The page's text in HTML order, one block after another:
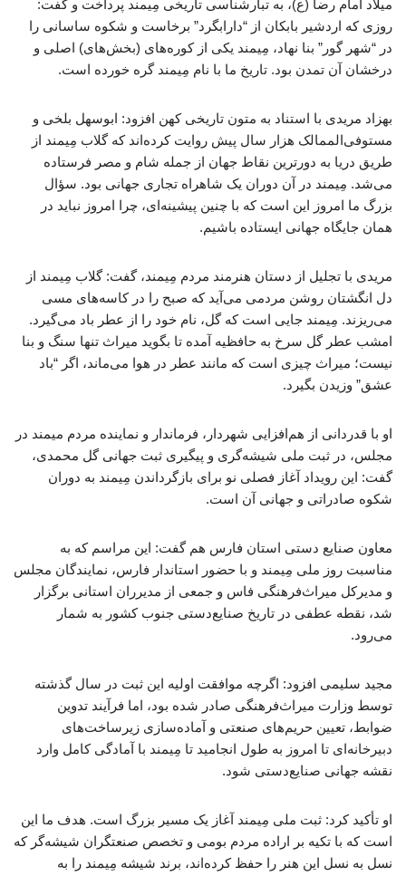
میلاد امام رضا (ع)، به تبارشناسی تاریخی مِیمند پرداخت و گفت:
روزی که اردشیر بابکان از “دارابگرد” برخاست و شکوه ساسانی را
در “شهر گور” بنا نهاد، مِیمند یکی از کوره‌های (بخش‌های) اصلی و
درخشان آن تمدن بود. تاریخ ما با نام مِیمند گره خورده است.
بهزاد مریدی با استناد به متون تاریخی کهن افزود: ابوسهل بلخی و
مستوفی‌الممالک هزار سال پیش روایت کرده‌اند که گلاب مِیمند از
طریق دریا به دورترین نقاط جهان از جمله شام و مصر فرستاده
می‌شد. مِیمند در آن دوران یک شاهراه تجاری جهانی بود. سؤال
بزرگ ما امروز این است که با چنین پیشینه‌ای، چرا امروز نباید در
همان جایگاه جهانی ایستاده باشیم.
مریدی با تجلیل از دستان هنرمند مردم مِیمند، گفت: گلاب مِیمند از
دل انگشتان روشن مردمی می‌آید که صبح را در کاسه‌های مسی
می‌ریزند. مِیمند جایی است که گل، نام خود را از عطر باد می‌گیرد.
امشب عطر گل سرخ به حافظیه آمده تا بگوید میراث تنها سنگ و بنا
نیست؛ میراث چیزی است که مانند عطر در هوا می‌ماند، اگر “باد
عشق” وزیدن بگیرد.
او با قدردانی از هم‌افزایی شهردار، فرماندار و نماینده مردم میمند در
مجلس، در ثبت ملی شیشه‌گری و پیگیری ثبت جهانی گل محمدی،
گفت: این رویداد آغاز فصلی نو برای بازگرداندن مِیمند به دوران
شکوه صادراتی و جهانی آن است.
معاون صنایع دستی استان فارس هم گفت: این مراسم که به‌
مناسبت روز ملی مِیمند و با حضور استاندار فارس، نمایندگان مجلس
و مدیرکل میراث‌فرهنگی فاس و جمعی از مدیرران استانی برگزار
شد، نقطه عطفی در تاریخ صنایع‌دستی جنوب کشور به شمار
می‌رود.
مجید سلیمی افزود: اگرچه موافقت اولیه این ثبت در سال گذشته
توسط وزارت میراث‌فرهنگی صادر شده بود، اما فرآیند تدوین
ضوابط، تعیین حریم‌های صنعتی و آماده‌سازی زیرساخت‌های
دبیرخانه‌ای تا امروز به طول انجامید تا مِیمند با آمادگی کامل وارد
نقشه جهانی صنایع‌دستی شود.
او تأکید کرد: ثبت ملی مِیمند آغاز یک مسیر بزرگ است. هدف ما این
است که با تکیه بر اراده مردم بومی و تخصص صنعتگران شیشه‌گر که
نسل به نسل این هنر را حفظ کرده‌اند، برند شیشه مِیمند را به